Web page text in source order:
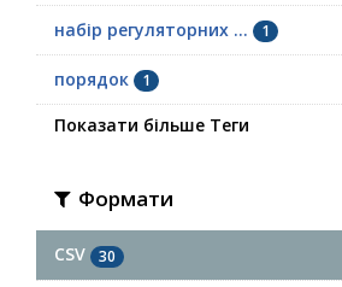
набір регуляторних ... 1
порядок 1
Показати більше Теги
Формати
CSV 30